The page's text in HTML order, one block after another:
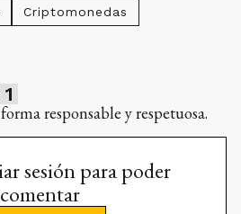
Criptomonedas
1
responsable y respetuosa.
sesión para poder
comentar